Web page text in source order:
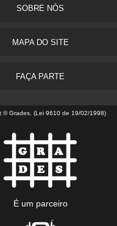
SOBRE NÓS
MAPA DO SITE
FAÇA PARTE
© Grades. (Lei 9610 de 19/02/1998)
É um parceiro